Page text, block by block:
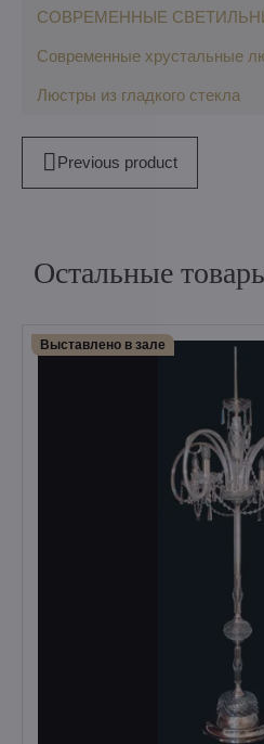
СОВРЕМЕННЫЕ
Современные хрустальные
Люстры из гладкого стекла
Previous product
Остальные
Выставлено в зале